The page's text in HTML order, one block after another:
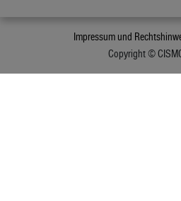
Impressum und
Copyright ©